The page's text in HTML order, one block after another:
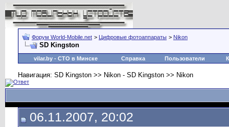
Форум World-Mobile.net > Цифровые фотоаппараты > Nikon
SD Kingston
vilar.by - СТО в Минске Справка Пользователи
Навигация: SD Kingston >> Nikon - SD Kingston >> Nikon
06.11.2007, 20:02